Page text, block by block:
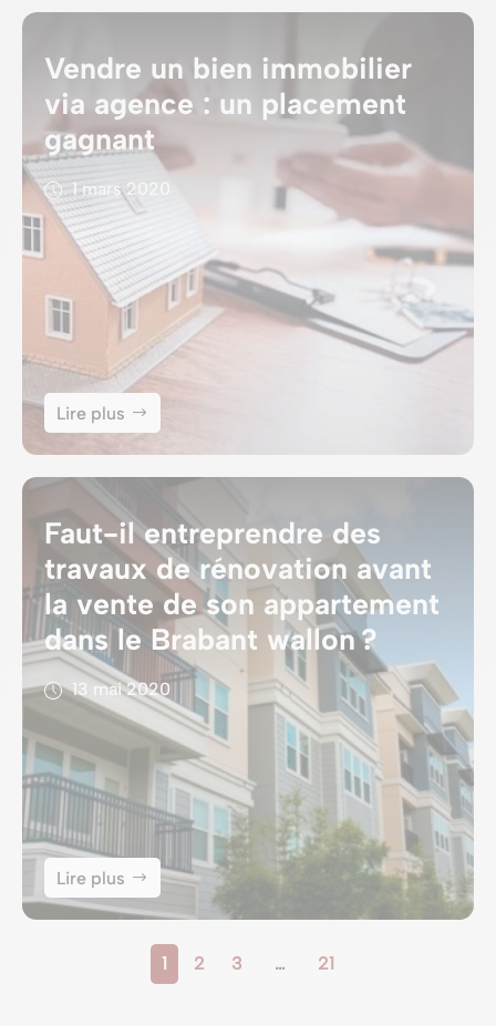
Vendre un bien immobilier
via agence : un placement
gagnant
1 mars 2020
Lire plus
Faut-il entreprendre des
travaux de rénovation avant
la vente de son appartement
dans le Brabant wallon ?
13 mai 2020
Lire plus
1 2 3 … 21